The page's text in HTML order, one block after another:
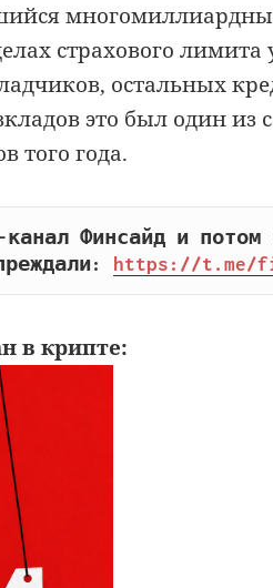
страхового лимита
остальных
это был один из
того года.
канал Финсайд и потом
https://t.me/
в крипте: